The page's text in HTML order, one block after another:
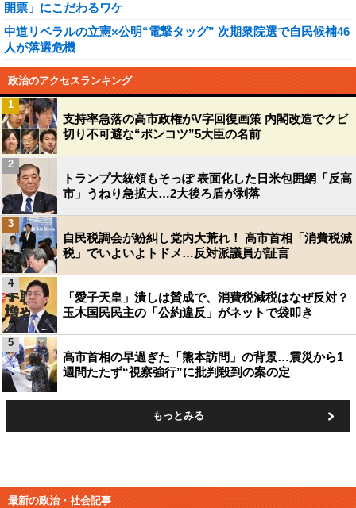
開票」にこだわるワケ
中道リベラルの立憲×公明“電撃タッグ” 次期衆院選で自民候補46
人が落選危機
政治のアクセスランキング
支持率急落の高市政権がV字回復画策 内閣改造でクビ
切り不可避な“ポンコツ”5大臣の名前
1
トランプ大統領もそっぽ 表面化した日米包囲網「反高
市」うねり急拡大…2大後ろ盾が剥落
2
自民税調会が紛糾し党内大荒れ！ 高市首相「消費税減
税」でいよいよトドメ…反対派議員が証言
3
「愛子天皇」潰しは賛成で、消費税減税はなぜ反対？
玉木国民民主の「公約違反」がネットで袋叩き
4
高市首相の早過ぎた「熊本訪問」の背景…震災から1
週間たたず“視察強行”に批判殺到の案の定
5
もっとみる
最新の政治・社会記事